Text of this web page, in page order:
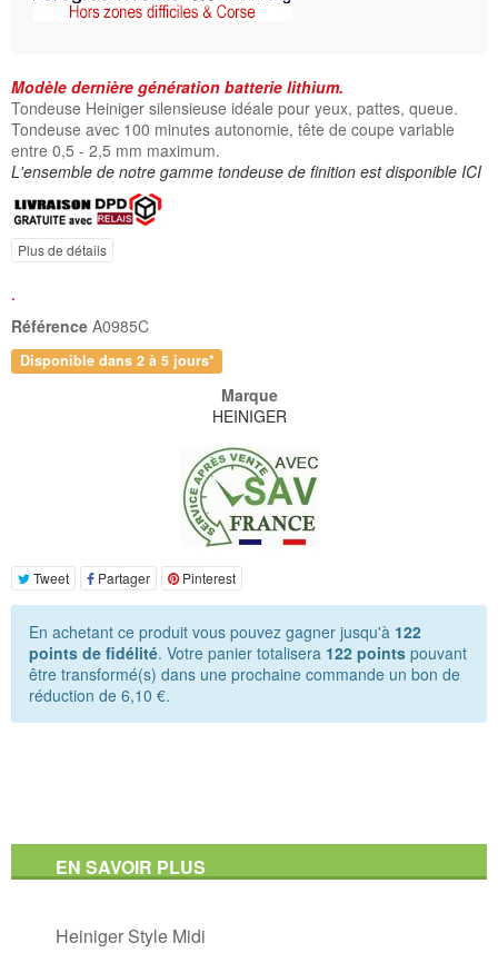
Modèle dernière génération batterie lithium.
Tondeuse Heiniger silensieuse idéale pour yeux, pattes, queue.
Tondeuse avec 100 minutes autonomie, tête de coupe variable
entre 0,5 - 2,5 mm maximum.
L'ensemble de notre gamme tondeuse de finition est disponible ICI
Plus de détails
.
Référence A0985C
Disponible dans 2 à 5 jours*
Marque
HEINIGER
Tweet Partager Pinterest
En achetant ce produit vous pouvez gagner jusqu'à 122
points de fidélité. Votre panier totalisera 122 points pouvant
être transformé(s) dans une prochaine commande un bon de
réduction de 6,10 €.
EN SAVOIR PLUS
Heiniger Style Midi